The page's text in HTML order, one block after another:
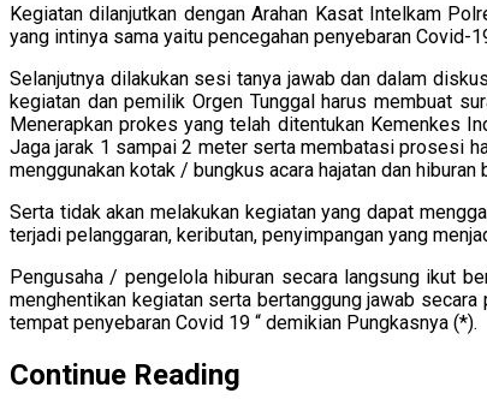
Kegiatan dilanjutkan dengan Arahan Kasat Intelkam
yang intinya sama yaitu pencegahan penyebaran Covid-
Selanjutnya dilakukan sesi tanya jawab dan dalam
kegiatan dan pemilik Orgen Tunggal harus membuat
Menerapkan prokes yang telah ditentukan Kemenkes
Jaga jarak 1 sampai 2 meter serta membatasi prosesi
menggunakan kotak / bungkus acara hajatan dan hiburan
Serta tidak akan melakukan kegiatan yang dapat
terjadi pelanggaran, keributan, penyimpangan yang
Pengusaha / pengelola hiburan secara langsung ikut
menghentikan kegiatan serta bertanggung jawab
tempat penyebaran Covid 19 “ demikian Pungkasnya (*).
Continue Reading